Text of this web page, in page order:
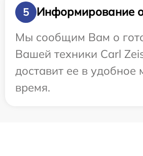
5
Информирование о
Мы сообщим Вам о
Вашей техники Carl
доставит ее в удобное
время.